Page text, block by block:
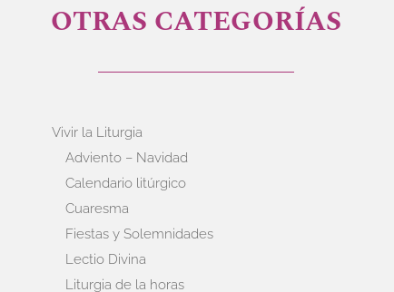
OTRAS CATEGORÍAS
Vivir la Liturgia
Adviento – Navidad
Calendario litúrgico
Cuaresma
Fiestas y Solemnidades
Lectio Divina
Liturgia de la horas